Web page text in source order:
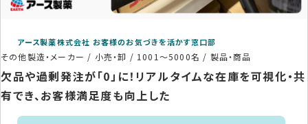
アース製薬株式会社 お客様のお気づきを活かす窓口部
その他製造・メーカー / 小売・卸 / 1001〜5000名 / 製品・商品
欠品や過剰発注が「0」に！リアルタイムな在庫を可視化・共
有でき、お客様満足度も向上した